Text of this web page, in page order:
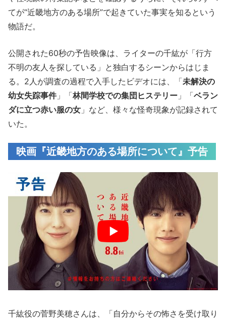
てが“近畿地方のある場所”で起きていた事実を知るという
物語だ。
公開された60秒の予告映像は、ライターの千紘が「行方
不明の友人を探している」と独白するシーンからはじま
る。2人が調査の過程で入手したビデオには、「未解決の
幼女失踪事件」「林間学校での集団ヒステリー 」「ベラン
ダに立つ赤い服の女 」など、様々な怪奇現象が記録されて
いた。
映画『近畿地方のある場所について』予告
千紘役の菅野美穂さんは、「自分からその怖さを受け取り